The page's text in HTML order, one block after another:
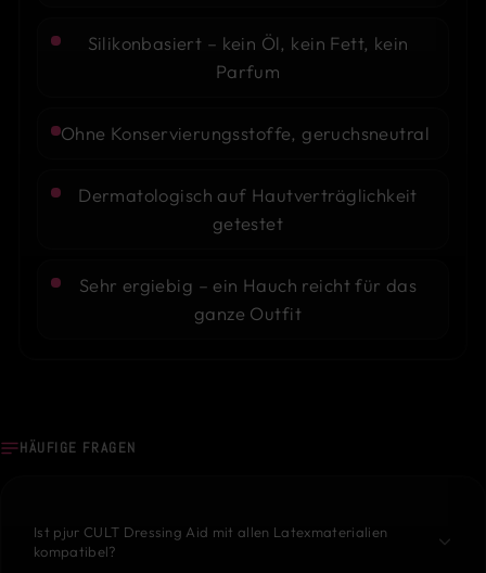
Silikonbasiert – kein Öl, kein Fett, kein
Parfum
Ohne Konservierungsstoffe, geruchsneutral
Dermatologisch auf Hautverträglichkeit
getestet
Sehr ergiebig – ein Hauch reicht für das
ganze Outfit
HÄUFIGE FRAGEN
Ist pjur CULT Dressing Aid mit allen Latexmaterialien
kompatibel?